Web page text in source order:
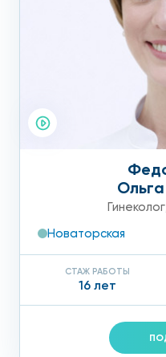
Гинеколог
Новаторская
СТАЖ РАБОТЫ
16 лет